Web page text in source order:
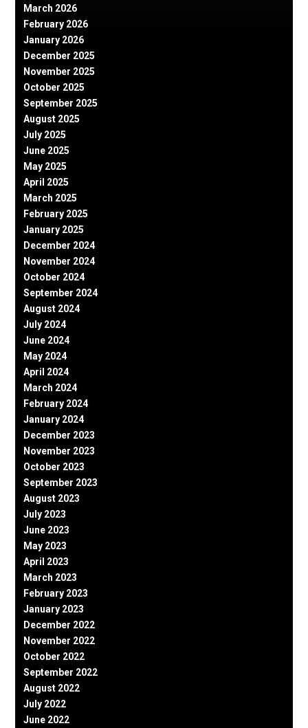
March 2026
February 2026
January 2026
December 2025
November 2025
October 2025
September 2025
August 2025
July 2025
June 2025
May 2025
April 2025
March 2025
February 2025
January 2025
December 2024
November 2024
October 2024
September 2024
August 2024
July 2024
June 2024
May 2024
April 2024
March 2024
February 2024
January 2024
December 2023
November 2023
October 2023
September 2023
August 2023
July 2023
June 2023
May 2023
April 2023
March 2023
February 2023
January 2023
December 2022
November 2022
October 2022
September 2022
August 2022
July 2022
June 2022